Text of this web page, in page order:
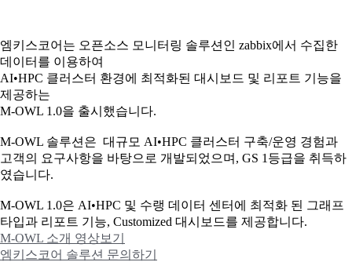
엠키스코어는 오픈소스 모니터링 솔루션인 zabbix에서 수집한
데이터를 이용하여
AI•HPC 클러스터 환경에 최적화된 대시보드 및 리포트 기능을
제공하는
M-OWL 1.0을 출시했습니다.
M-OWL 솔루션은 대규모 AI•HPC 클러스터 구축/운영 경험과
고객의 요구사항을 바탕으로 개발되었으며, GS 1등급을 취득하
였습니다.
M-OWL 1.0은 AI•HPC 및 수랭 데이터 센터에 최적화 된 그래프
타입과 리포트 기능, Customized 대시보드를 제공합니다.
M-OWL 소개 영상보기
엠키스코어 솔루션 문의하기